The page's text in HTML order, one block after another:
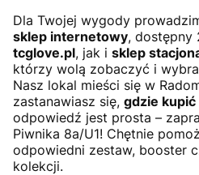
Dla Twojej wygody
sklep internetowy, dostępny
tcglove.pl, jak i sklep
którzy wolą zobaczyć i
Nasz lokal mieści się w
zastanawiasz się, gdzie
odpowiedź jest prosta –
Piwnika 8a/U1! Chętnie
odpowiedni zestaw, booster
kolekcji.